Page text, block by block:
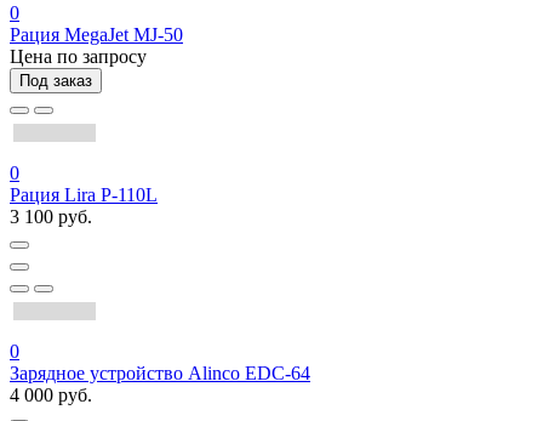
0
Рация MegaJet MJ-50
Цена по запросу
Под заказ
0
Рация Lira P-110L
3 100 руб.
0
Зарядное устройство Alinco EDC-64
4 000 руб.